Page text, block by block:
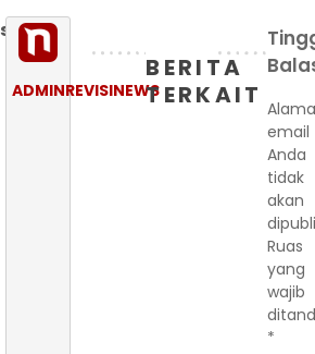
–
ADMINREVISINEWS
BERITA
TERKAIT
email
Anda
tidak
akan
Ruas
yang
wajib
*